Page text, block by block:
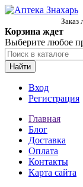
Заказ
Корзина ждет
Выберите любое
Найти
Вход
Регистрация
Главная
Блог
Доставка
Оплата
Контакты
Карта сайта